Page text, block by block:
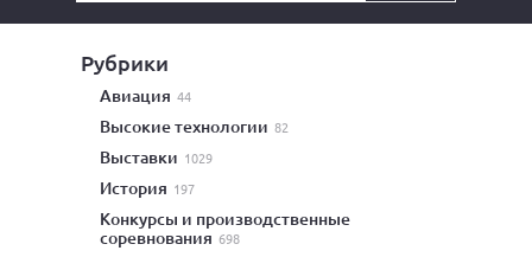
Рубрики
авиация 44
высокие технологии 82
выставки 1029
история 197
конкурсы и производственные
соревнования 698